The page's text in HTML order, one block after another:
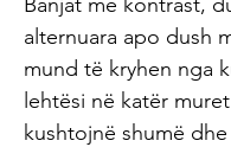
alternuara apo dush
mund të kryhen nga
lehtësi në katër
kushtojnë shumë